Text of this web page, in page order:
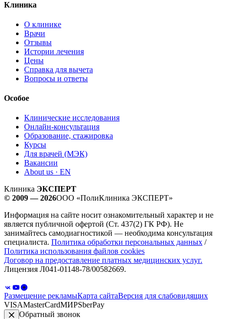
Клиника
О клинике
Врачи
Отзывы
Истории лечения
Цены
Справка для вычета
Вопросы и ответы
Особое
Клинические исследования
Онлайн-консультация
Образование, стажировка
Курсы
Для врачей (МЭК)
Вакансии
About us · EN
Клиника ЭКСПЕРТ
© 2009 — 2026ООО «ПолиКлиника ЭКСПЕРТ»
Информация на сайте носит ознакомительный характер и не
является публичной офертой (Ст. 437(2) ГК РФ). Не
занимайтесь самодиагностикой — необходима консультация
специалиста. Политика обработки персональных данных /
Политика использования файлов cookies
Договор на предоставление платных медицинских услуг.
Лицензия Л041-01148-78/00582669.
Размещение рекламыКарта сайтаВерсия для слабовидящих
VISAMasterCardМИРSberPay
Обратный звонок